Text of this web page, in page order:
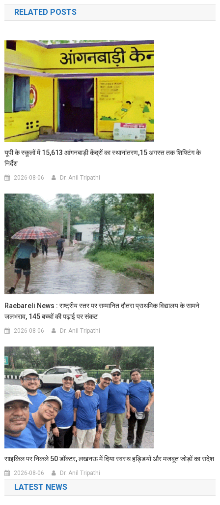
RELATED POSTS
यूपी के स्कूलों में 15,613 आंगनबाड़ी केंद्रों का स्थानांतरण,15 अगस्त तक शिफ्टिंग के
निर्देश
2026-08-06 Dr. Anil Tripathi
Raebareli News : राष्ट्रीय स्तर पर सम्मानित दौतरा प्राथमिक विद्यालय के सामने
जलभराव, 145 बच्चों की पढ़ाई पर संकट
2026-08-06 Dr. Anil Tripathi
साइकिल पर निकले 50 डॉक्टर, लखनऊ में दिया स्वस्थ हड्डियों और मजबूत जोड़ों का संदेश
2026-08-06 Dr. Anil Tripathi
LATEST NEWS